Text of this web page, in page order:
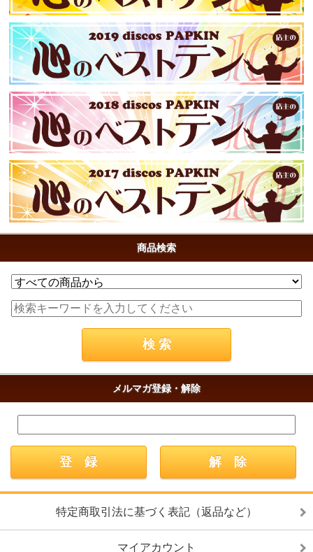
商品検索
メルマガ登録・解除
特定商取引法に基づく表記（返品など）
マイアカウント